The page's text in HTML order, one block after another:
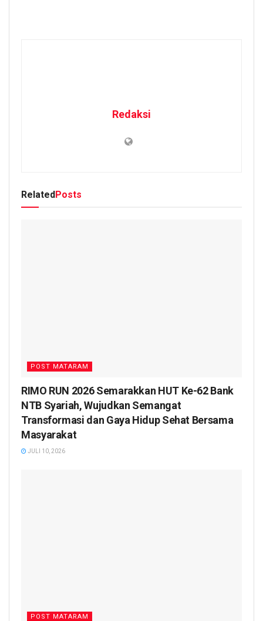
Redaksi
RelatedPosts
POST MATARAM
RIMO RUN 2026 Semarakkan HUT Ke-62 Bank
NTB Syariah, Wujudkan Semangat
Transformasi dan Gaya Hidup Sehat Bersama
Masyarakat
JULI 10, 2026
POST MATARAM